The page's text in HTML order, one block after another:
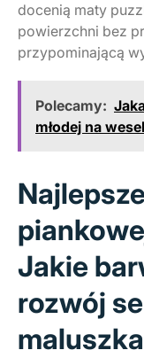
docenią maty
powierzchni bez
przypominającą
Polecamy:
młodej na
Jakie
rozwój